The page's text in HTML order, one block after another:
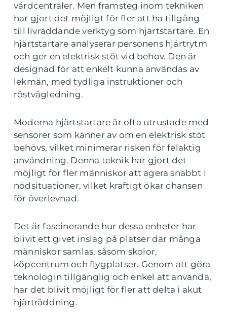
vårdcentraler. Men framsteg inom tekniken
har gjort det möjligt för fler att ha tillgång
till livräddande verktyg som hjärtstartare. En
hjärtstartare analyserar personens hjärtrytm
och ger en elektrisk stöt vid behov. Den är
designad för att enkelt kunna användas av
lekmän, med tydliga instruktioner och
röstvägledning.
Moderna hjärtstartare är ofta utrustade med
sensorer som känner av om en elektrisk stöt
behövs, vilket minimerar risken för felaktig
användning. Denna teknik har gjort det
möjligt för fler människor att agera snabbt i
nödsituationer, vilket kraftigt ökar chansen
för överlevnad.
Det är fascinerande hur dessa enheter har
blivit ett givet inslag på platser där många
människor samlas, såsom skolor,
köpcentrum och flygplatser. Genom att göra
teknologin tillgänglig och enkel att använda,
har det blivit möjligt för fler att delta i akut
hjärträddning.